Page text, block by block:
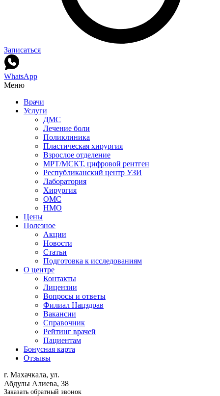
Записаться
WhatsApp
Меню
Врачи
Услуги
ДМС
Лечение боли
Поликлиника
Пластическая хирургия
Взрослое отделение
МРТ/МСКТ, цифровой рентген
Республиканский центр УЗИ
Лаборатория
Хирургия
ОМС
НМО
Цены
Полезное
Акции
Новости
Статьи
Подготовка к исследованиям
О центре
Контакты
Лицензии
Вопросы и ответы
Филиал Нацздрав
Вакансии
Справочник
Рейтинг врачей
Пациентам
Бонусная карта
Отзывы
г. Махачкала, ул.
Абдулы Алиева, 38
Заказать обратный звонок